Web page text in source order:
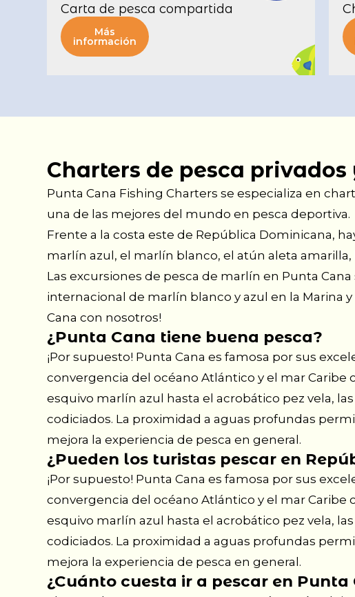
Carta de pesca compartida
Más
información
Charters de pesca
Punta Cana Fishing Charters se especializa en
una de las mejores del mundo en pesca deportiva.
Frente a la costa este de República Dominicana,
marlín azul, el marlín blanco, el atún aleta amarilla,
Las excursiones de pesca de marlín en Punta
internacional de marlín blanco y azul en la Marina
Cana con nosotros!
¿Punta Cana tiene buena pesca?
¡Por supuesto! Punta Cana es famosa por sus
convergencia del océano Atlántico y el mar
esquivo marlín azul hasta el acrobático pez vela,
codiciados. La proximidad a aguas profundas
mejora la experiencia de pesca en general.
¿Pueden los turistas pescar en
¡Por supuesto! Punta Cana es famosa por sus
convergencia del océano Atlántico y el mar
esquivo marlín azul hasta el acrobático pez vela,
codiciados. La proximidad a aguas profundas
mejora la experiencia de pesca en general.
¿Cuánto cuesta ir a pescar en Punta